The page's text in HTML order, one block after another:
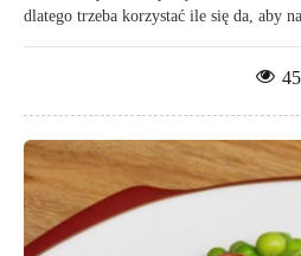
dlatego trzeba korzystać ile się da, aby